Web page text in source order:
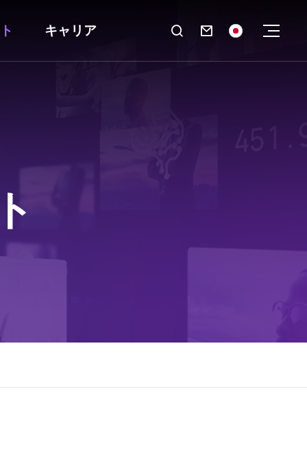
キャリア 